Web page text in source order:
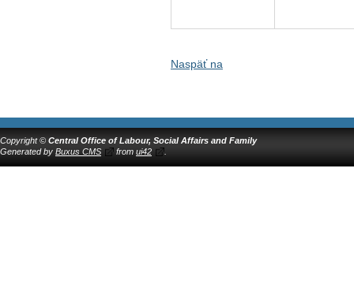
Naspäť na
Copyright © Central Office of Labour, Social Affairs and Family
Generated by Buxus CMS from ui42